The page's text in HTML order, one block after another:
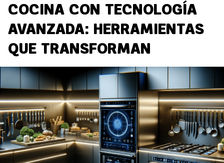
COCINA CON TECNOLOGÍA
AVANZADA: HERRAMIENTAS
QUE TRANSFORMAN